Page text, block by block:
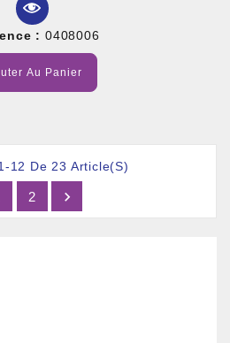
: 0408006
Au Panier
12 De 23 Article(s)
2 